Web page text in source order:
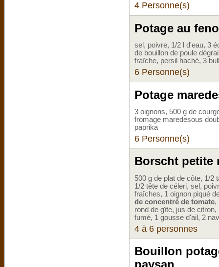
4 Personne(s)
Potage au
sel, poivre, 1/2 l d'eau, 3
de bouillon de poule
fraîche, persil haché, 3
6 Personne(s)
Potage
3 oignons, 500 g de
fromage maredesous
paprika
6 Personne(s)
Borscht petite
500 g de plat de côte, 1/2
1/2 tête de céleri, sel,
fraîches, 1 oignon piqué
de concentré de tomate,
rond de gîte, jus de
fumé, 1 gousse d'ail, 2
4 à 6 personnes
Bouillon